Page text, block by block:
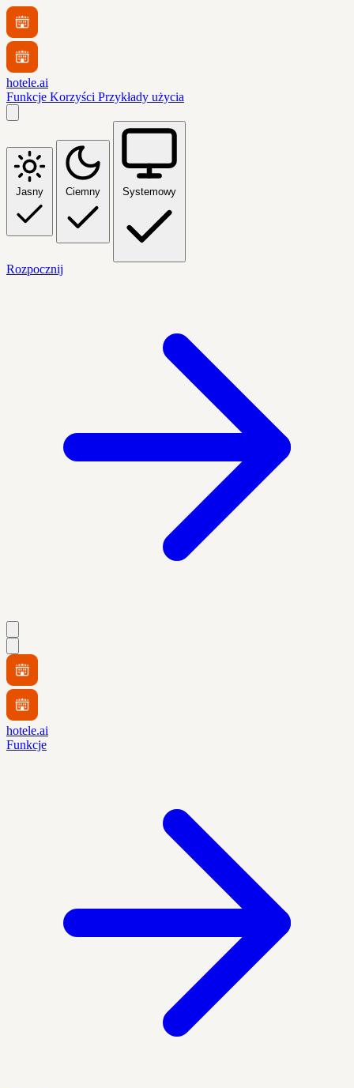
hotele.ai
Funkcje Korzyści Przykłady użycia
Jasny Ciemny Systemowy
Rozpocznij
hotele.ai
Funkcje